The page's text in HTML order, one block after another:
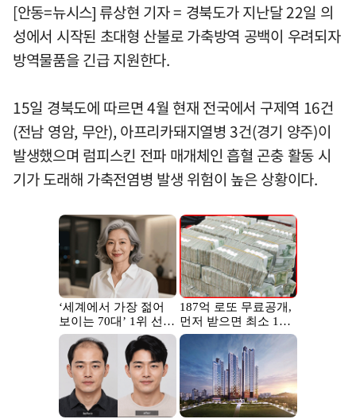
[안동=뉴시스] 류상현 기자 = 경북도가 지난달 22일 의
성에서 시작된 초대형 산불로 가축방역 공백이 우려되자
방역물품을 긴급 지원한다.
15일 경북도에 따르면 4월 현재 전국에서 구제역 16건
(전남 영암, 무안), 아프리카돼지열병 3건(경기 양주)이
발생했으며 럼피스킨 전파 매개체인 흡혈 곤충 활동 시
기가 도래해 가축전염병 발생 위험이 높은 상황이다.